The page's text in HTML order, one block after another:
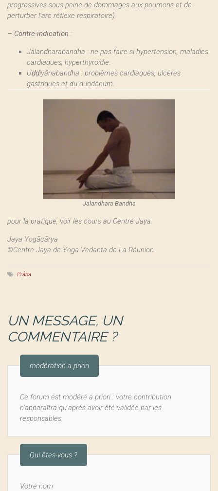
progressives sous peine de dommages aux poumons et de
perturber l’arc réflexe respiratoire).
– Contre-indication :
Jālandharabandha : ne pas faire si hypertension, maladies
cardiaques, hyperthyroïdie.
Uḍḍiyānabandha : problèmes cardiaques, ulcères
gastriques et du duodénum.
Jalandhara Bandha
pour la pratique, voir les cours au Centre Jaya.
Jaya Yogācārya
©Centre Jaya de Yoga Vedanta de La Réunion
Prâna
UN MESSAGE, UN
COMMENTAIRE ?
modération a priori
Ce forum est modéré a priori : votre contribution
n’apparaîtra qu’après avoir été validée par les
responsables.
Qui êtes-vous ?
Votre nom